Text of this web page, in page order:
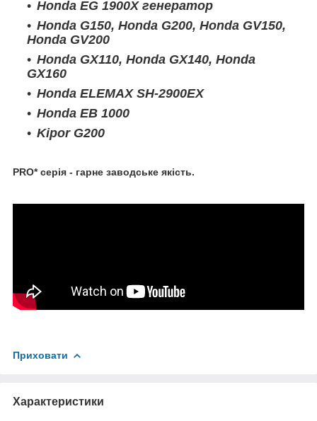
Honda EG 1900X генератор
Honda G150, Honda G200, Honda GV150,
Honda GV200
Honda GX110, Honda GX140, Honda
GX160
Honda ELEMAX SH-2900EX
Honda EB 1000
Kipor G200
PRO* серія - гарне заводське якість.
Приховати
Характеристики